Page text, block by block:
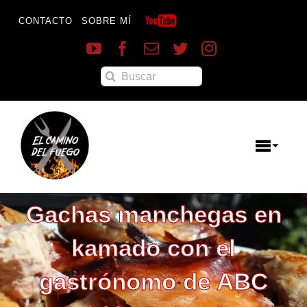
CONTACTO SOBRE MÍ
Buscar:
Toggle
Menú
Destacados
Reportajes
Inicio
Recetas
Gachas manchegas en
kamado con el
gastrónomo de ABC